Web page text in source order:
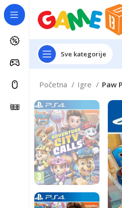
Sve kategorije
Početna Igre Paw